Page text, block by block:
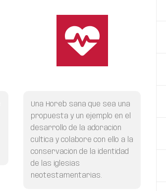
Una Horeb sana que sea una
propuesta y un ejemplo en el
desarrollo de la adoración
cúltica y colabore con ello a la
conservación de la identidad
de las iglesias
neotestamentarias.